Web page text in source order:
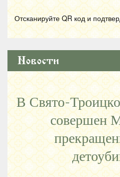
Отсканируйте QR код и
Новости
В Свято-
совершен